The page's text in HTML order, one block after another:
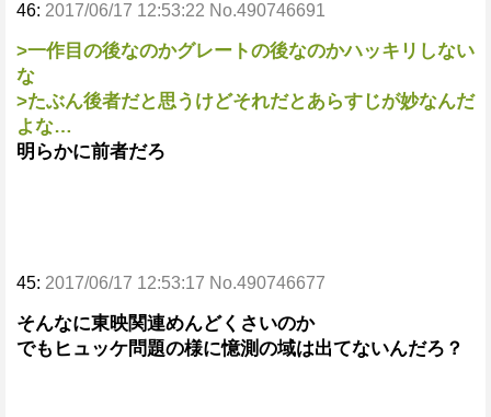
46: 2017/06/17 12:53:22 No.490746691
>一作目の後なのかグレートの後なのかハッキリしない
な
>たぶん後者だと思うけどそれだとあらすじが妙なんだ
よな…
明らかに前者だろ
45: 2017/06/17 12:53:17 No.490746677
そんなに東映関連めんどくさいのか
でもヒュッケ問題の様に憶測の域は出てないんだろ？